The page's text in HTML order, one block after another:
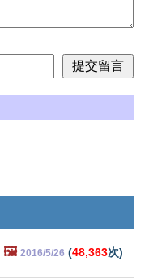
🖼️ 2016/5/26 (48,363次)